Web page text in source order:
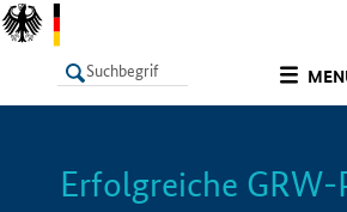
LISTE
Erfolgreiche